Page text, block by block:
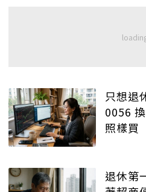
只想退
0056
照樣買
退休第